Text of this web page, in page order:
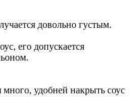
довольно густым.
его допускается
много, удобней накрыть соус